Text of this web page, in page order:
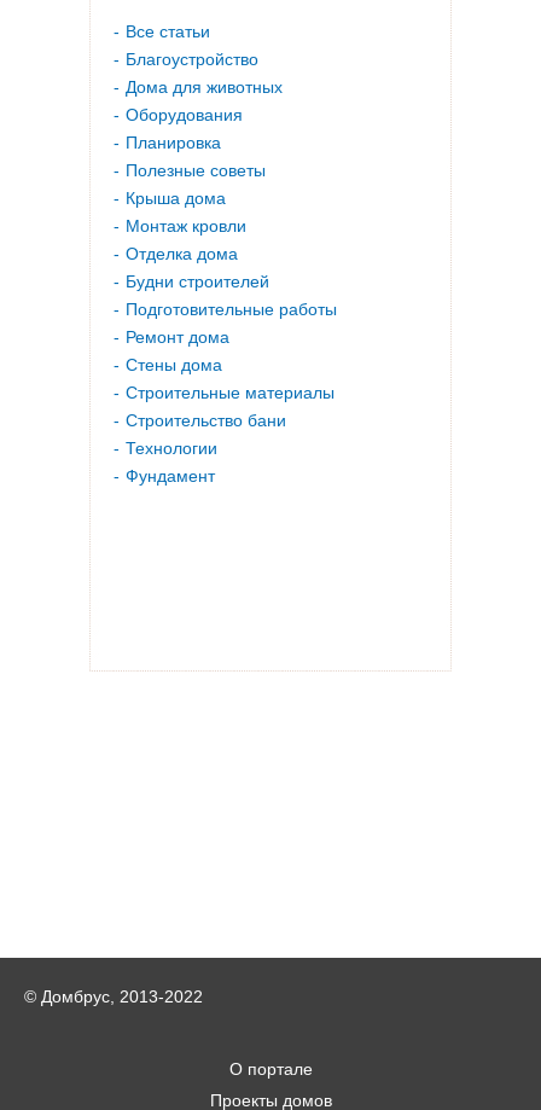
Все статьи
Благоустройство
Дома для животных
Оборудования
Планировка
Полезные советы
Крыша дома
Монтаж кровли
Отделка дома
Будни строителей
Подготовительные работы
Ремонт дома
Стены дома
Строительные материалы
Строительство бани
Технологии
Фундамент
© Домбрус, 2013-2022
О портале
Проекты домов